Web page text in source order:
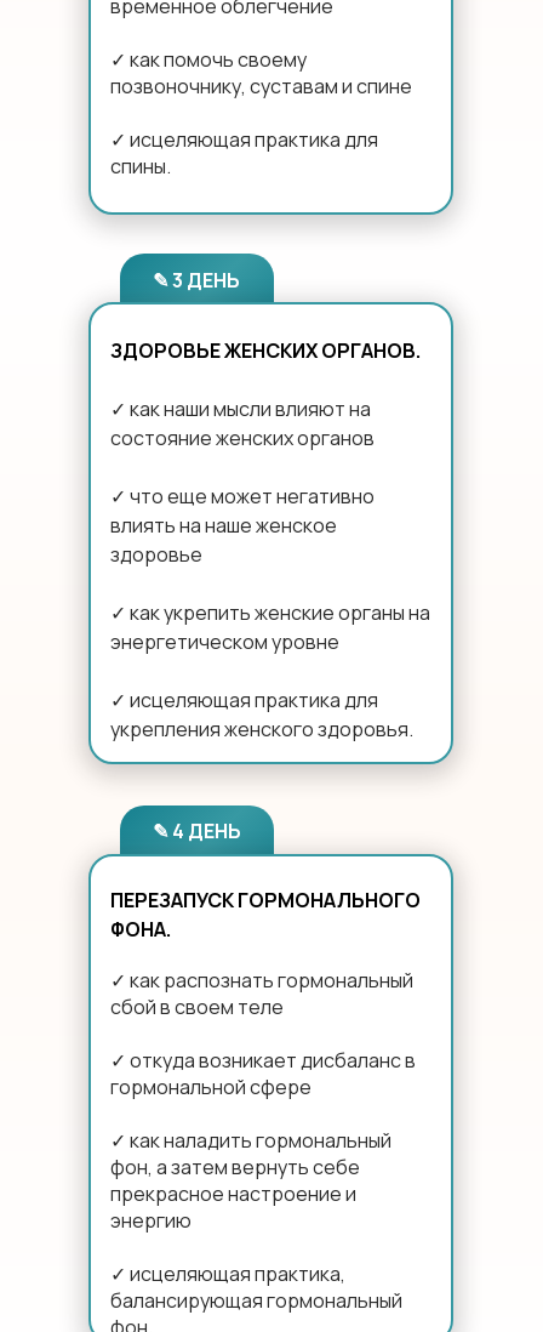
временное облегчение
✓ как помочь своему
позвоночнику, суставам и спине
✓ исцеляющая практика для
спины.
ЗДОРОВЬЕ ЖЕНСКИХ ОРГАНОВ.
✓ как наши мысли влияют на
состояние женских органов
✓ что еще может негативно
влиять на наше женское
здоровье
✓ как укрепить женские органы на
энергетическом уровне
✓ исцеляющая практика для
укрепления женского здоровья.
✎ 3 ДЕНЬ
ПЕРЕЗАПУСК ГОРМОНАЛЬНОГО
ФОНА.
✓ как распознать гормональный
сбой в своем теле
✓ откуда возникает дисбаланс в
гормональной сфере
✓ как наладить гормональный
фон, а затем вернуть себе
прекрасное настроение и
энергию
✓ исцеляющая практика,
балансирующая гормональный
✎ 4 ДЕНЬ